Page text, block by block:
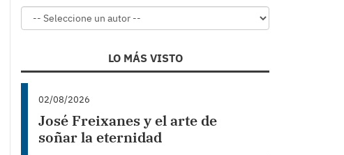
LO MÁS VISTO
02/08/2026
José Freixanes y el arte de
soñar la eternidad